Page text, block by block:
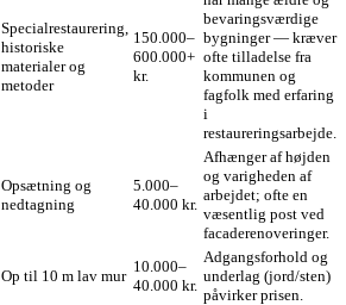
Specialrestaurering,
historiske
materialer og
metoder
150.000–
600.000+
kr.
bevaringsværdige
bygninger — kræver
ofte tilladelse fra
kommunen og
fagfolk med erfaring
i
restaureringsarbejde.
Opsætning og
nedtagning
5.000–
40.000 kr.
Afhænger af højden
og varigheden af
arbejdet; ofte en
væsentlig post ved
facaderenoveringer.
Op til 10 m lav mur
10.000–
40.000 kr.
Adgangsforhold og
underlag (jord/sten)
påvirker prisen.